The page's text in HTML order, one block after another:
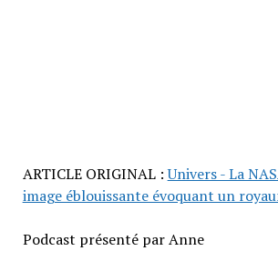
ARTICLE ORIGINAL :Univers - La
image éblouissante évoquant un
Podcast présenté par Anne